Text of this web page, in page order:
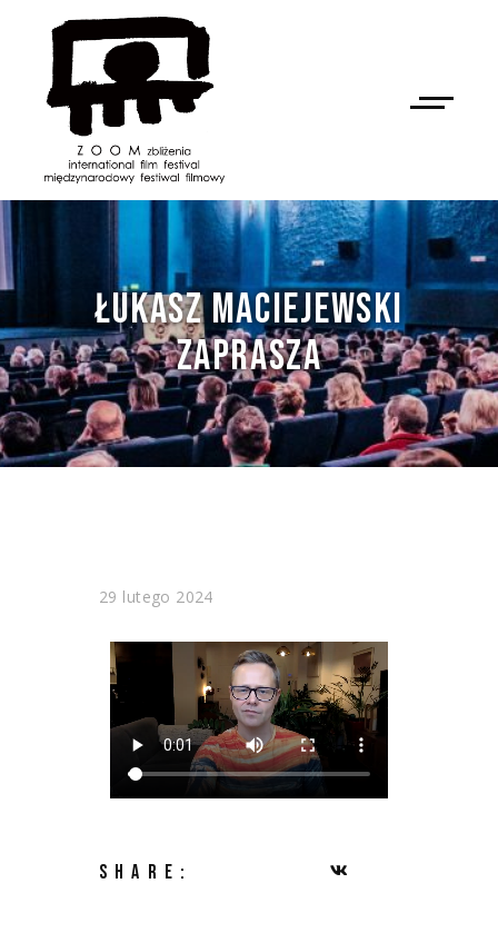
ŁUKASZ MACIEJEWSKI
ZAPRASZA
NAN
29 lutego 2024
SHARE: